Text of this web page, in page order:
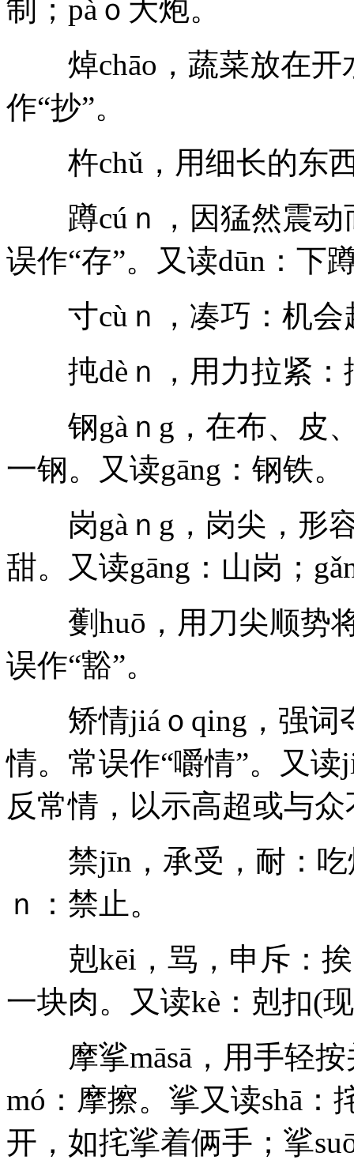
制；pàｏ大炮。
焯chāo，蔬菜放在开
作“抄”。
杵chǔ，用细长的东西
蹲cúｎ，因猛然震动
误作“存”。又读dūn：下
寸cùｎ，凑巧：机会
扽dèｎ，用力拉紧：
钢gàｎg，在布、皮、
一钢。又读gāng：钢铁。
岗gàｎg，岗尖，形容
甜。又读gāng：山岗；
劐huō，用刀尖顺势将
误作“豁”。
矫情jiáｏqing，强词
情。常误作“嚼情”。又
反常情，以示高超或与
禁jīn，承受，耐：吃
ｎ：禁止。
剋kēi，骂，申斥：挨
一块肉。又读kè：剋扣(
摩挲māsā，用手轻按
mó：摩擦。挲又读shā：
开，如挓挲着俩手；挲